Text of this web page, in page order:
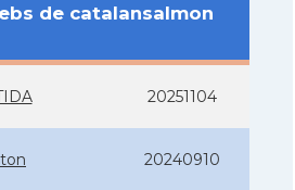
de catalansalmon
20251104
20240910